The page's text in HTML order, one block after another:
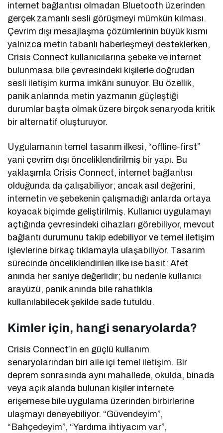
internet bağlantısı olmadan Bluetooth üzerinden
gerçek zamanlı sesli görüşmeyi mümkün kılması.
Çevrim dışı mesajlaşma çözümlerinin büyük kısmı
yalnızca metin tabanlı haberleşmeyi desteklerken,
Crisis Connect kullanıcılarına şebeke ve internet
bulunmasa bile çevresindeki kişilerle doğrudan
sesli iletişim kurma imkânı sunuyor. Bu özellik,
panik anlarında metin yazmanın güçleştiği
durumlar başta olmak üzere birçok senaryoda kritik
bir alternatif oluşturuyor.
Uygulamanın temel tasarım ilkesi, “offline-first”
yani çevrim dışı önceliklendirilmiş bir yapı. Bu
yaklaşımla Crisis Connect, internet bağlantısı
olduğunda da çalışabiliyor; ancak asıl değerini,
internetin ve şebekenin çalışmadığı anlarda ortaya
koyacak biçimde geliştirilmiş. Kullanıcı uygulamayı
açtığında çevresindeki cihazları görebiliyor, mevcut
bağlantı durumunu takip edebiliyor ve temel iletişim
işlevlerine birkaç tıklamayla ulaşabiliyor. Tasarım
sürecinde önceliklendirilen ilke ise basit: Afet
anında her saniye değerlidir; bu nedenle kullanıcı
arayüzü, panik anında bile rahatlıkla
kullanılabilecek şekilde sade tutuldu.
Kimler için, hangi senaryolarda?
Crisis Connect’in en güçlü kullanım
senaryolarından biri aile içi temel iletişim. Bir
deprem sonrasında aynı mahallede, okulda, binada
veya açık alanda bulunan kişiler internete
erişemese bile uygulama üzerinden birbirlerine
ulaşmayı deneyebiliyor. “Güvendeyim”,
“Bahçedeyim”, “Yardıma ihtiyacım var”,